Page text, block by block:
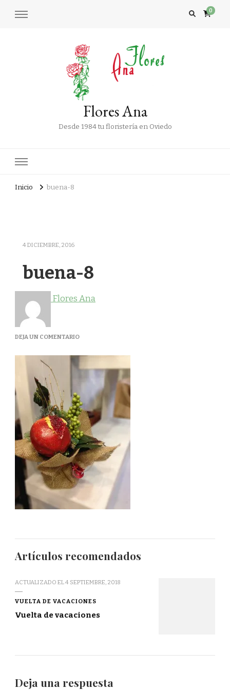
0
Flores Ana
Desde 1984 tu floristería en Oviedo
Inicio buena-8
4 DICIEMBRE, 2016
buena-8
Flores Ana
DEJA UN COMENTARIOEN
8
Artículos recomendados
ACTUALIZADO EL4 SEPTIEMBRE, 2018
VUELTA DE VACACIONES
Vuelta de vacaciones
Deja una respuesta